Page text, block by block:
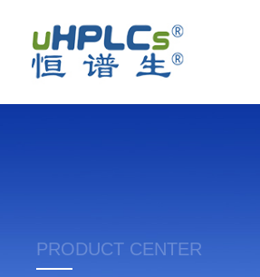
PRODUCT CENTER